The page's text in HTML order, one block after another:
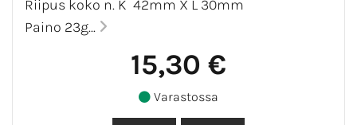
Riipus koko n. K 42mm X L 30mm
Paino 23g...
15,30 €
Varastossa